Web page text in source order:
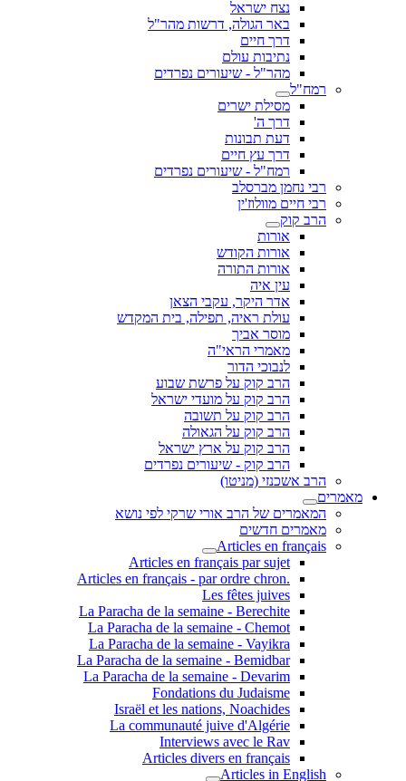
נצח ישראל
באר הגולה, דרשות מהר"ל
דרך חיים
נתיבות עולם
מהר"ל - שיעורים נפרדים
רמח"ל
מסילת ישרים
דרך ה'
דעת תבונות
דרך עץ חיים
רמח"ל - שיעורים נפרדים
רבי נחמן מברסלב
רבי חיים מוולוז'ין
הרב קוק
אורות
אורות הקודש
אורות התורה
עין איה
אדר היקר, עקבי הצאן
עולת ראיה, תפילה, בית המקדש
מוסר אביך
מאמרי הראי"ה
לנבוכי הדור
הרב קוק על פרשת שבוע
הרב קוק על מועדי ישראל
הרב קוק על תשובה
הרב קוק על הגאולה
הרב קוק על ארץ ישראל
הרב קוק - שיעורים נפרדים
הרב אשכנזי (מניטו)
מאמרים
המאמרים של הרב אורי שרקי לפי נושא
מאמרים חדשים
Articles en français
Articles en français par sujet
.Articles en français - par ordre chron
Les fêtes juives
La Paracha de la semaine - Berechite
La Paracha de la semaine - Chemot
La Paracha de la semaine - Vayikra
La Paracha de la semaine - Bemidbar
La Paracha de la semaine - Devarim
Fondations du Judaisme
Israël et les nations, Noachides
La communauté juive d'Algérie
Interviews avec le Rav
Articles divers en français
Articles in English